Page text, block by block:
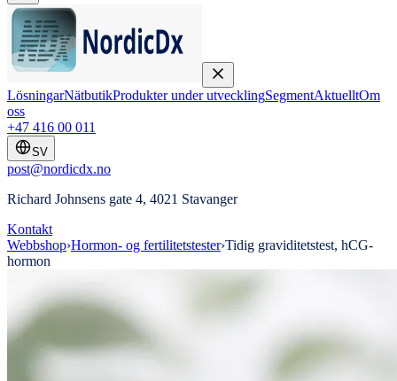
LösningarNätbutikProdukter under utvecklingSegmentAktuelltOm
oss
+47 416 00 011
SV
post@nordicdx.no
Richard Johnsens gate 4, 4021 Stavanger
Kontakt
Webbshop›Hormon- og fertilitetstester›Tidig graviditetstest, hCG-
hormon